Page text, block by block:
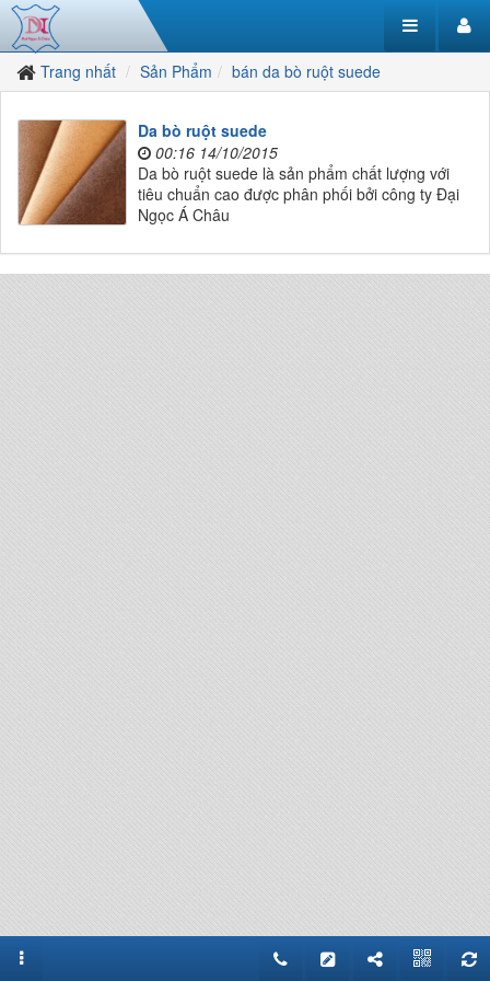
Trang nhất Sản Phẩm bán da bò ruột suede
Da bò ruột suede
00:16 14/10/2015
Da bò ruột suede là sản phẩm chất lượng với
tiêu chuẩn cao được phân phối bởi công ty Đại
Ngọc Á Châu